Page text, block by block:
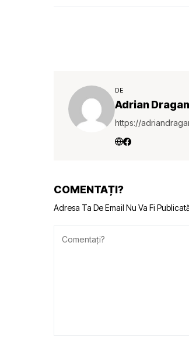
DE
Adrian Dragan
https://
COMENTAȚI?
Adresa Ta De Email Nu Va Fi